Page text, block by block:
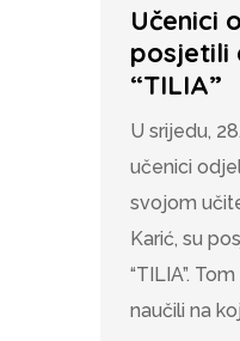
Učenici
posjetili
“TILIA”
U srijedu,
učenici
svojom
Karić, su
“TILIA”.
naučili na